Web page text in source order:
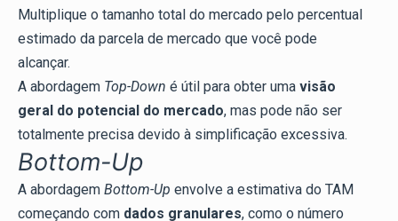
Multiplique o tamanho total do mercado pelo percentual
estimado da parcela de mercado que você pode
alcançar.
A abordagem Top-Down é útil para obter uma visão
geral do potencial do mercado, mas pode não ser
totalmente precisa devido à simplificação excessiva.
Bottom-Up
A abordagem Bottom-Up envolve a estimativa do TAM
começando com dados granulares, como o número